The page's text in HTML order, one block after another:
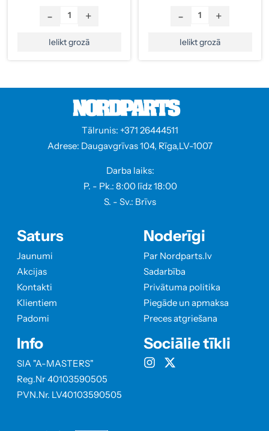
- +
Ielikt grozā
- +
Ielikt grozā
Tālrunis: +371 26444511
Adrese: Daugavgrīvas 104, Rīga,LV-1007
Darba laiks:
P. - Pk.: 8:00 līdz 18:00
S. - Sv.: Brīvs
Saturs
Jaunumi
Akcijas
Kontakti
Klientiem
Padomi
Info
SIA "A-MASTERS"
Reg.Nr 40103590505
PVN.Nr. LV40103590505
Noderīgi
Par Nordparts.lv
Sadarbība
Privātuma politika
Piegāde un apmaksa
Preces atgriešana
Sociālie tīkli